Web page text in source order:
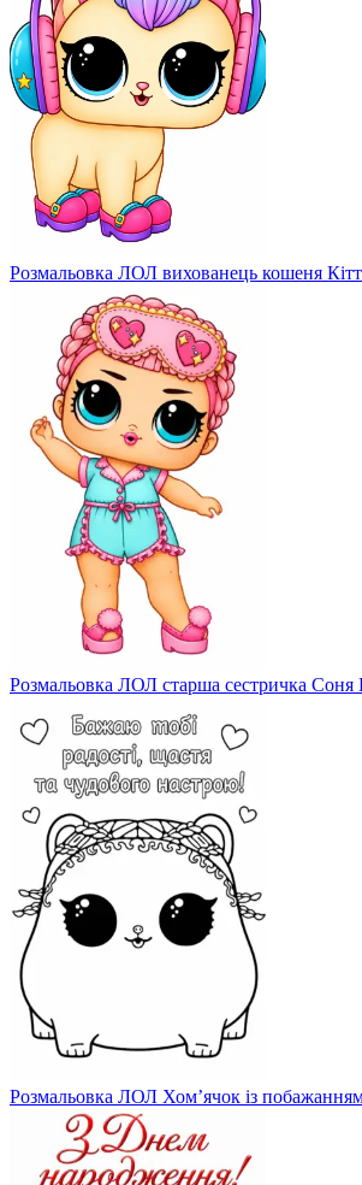
Розмальовка ЛОЛ вихованець кошеня
Розмальовка ЛОЛ старша сестричка Соня
Розмальовка ЛОЛ Хом’ячок із